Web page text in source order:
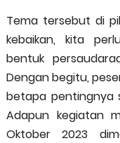
Tema tersebut di
kebaikan, kita
bentuk
Dengan begitu,
betapa pentingnya
Adapun kegiatan
Oktober 2023